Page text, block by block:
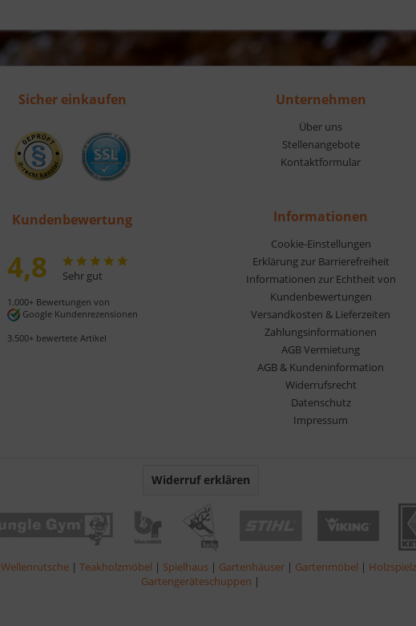
Sicher einkaufen
Kundenbewertung
4,8 Sehr gut
1.000+ Bewertungen von
Google Kundenrezensionen
3.500+ bewertete Artikel
Unternehmen
Über uns
Stellenangebote
Kontaktformular
Informationen
Cookie-Einstellungen
Erklärung zur Barrierefreiheit
Informationen zur Echtheit von
Kundenbewertungen
Versandkosten & Lieferzeiten
Zahlungsinformationen
AGB Vermietung
AGB & Kundeninformation
Widerrufsrecht
Datenschutz
Impressum
Widerruf erklären
Wellenrutsche | Teakholzmöbel | Spielhaus | Gartenhäuser | Gartenmöbel |
Gartengeräteschuppen |